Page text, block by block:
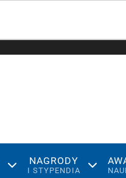
NAGRODY
I STYPENDIA